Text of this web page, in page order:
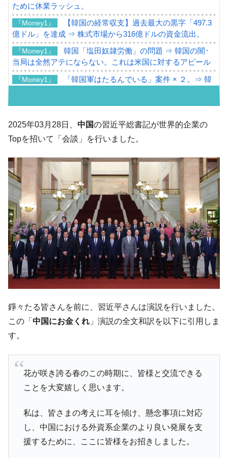
ために休業ラッシュ。
『Money1』
【韓国の経常収支】過去最大の黒字「497.3
億ドル」を達成 ⇒ 株式市場から316億ドルの資金流出。
『Money1』
韓国「塩田奴隷労働」の問題 ⇒ 韓国の闇･
当局は全然アテにならない。これは米国に対するアピール
『Money1』
「韓国軍はたるんでいる」案件 × ２。⇒ 韓
『Money1』
韓国メディアが「韓国政府と李在明が吊る
される可能性もあるのでは」とほのめかす。
『Money1』
韓国07月･物価指数「2.8％」に低下 ⇒ 実は
『Money1』
韓国･猛暑でソウル市全域「猛暑重大警報」
発令。李在明「猛暑・干ばつ対処状況点検会議」
『Money1』
【日本市場再挑戦中】韓国『現代自動車』
07月販売台数は去年のほぼ半分「71台」しか売れなかっ
た。『起亜』は9台だけ
『Money1』
韓国「信用赦免を何回やっても、何回やっ
ても」⇒ 257万人赦免したのに60万人がまた延滞者に転
落！
『Money1』
韓国K9専用砲弾･装薬自動供給装甲車両･珍
兵器「K10」が改良に乗り出す。
体だけで410億ドル、輸出全体の41％もある
『Money1』
韓国･李在明「青年層の雇用状況が悪い。せ
や、若者に起業させよう」⇒ どんな雇用対策だソレ。
『Money1』
【韓国の外貨準備】2026年07月は4,279億ド
ル。外平債の発行「19.4億ドル」
『Money1』
韓国「ここは北朝鮮なのか。選管がサーバ
ーにウソのデータを入力したのは明白だ」
『Money1』
韓国･李在明さっそく不動産対策で浅薄な発
言。
『Money1』
韓国は「中国と同じく」投資に不適格な国
2025年03月28日、 中国の習近平総書記が世界的企業の
Topを招いて「会談」を行いました。
錚々たる皆さんを前に、習近平さんは演説を行いました。
この「 中国にお金くれ 」演説の全文和訳を以下に引用しま
す。
花が咲き誇る春のこの時期に、皆様と交流できる
ことを大変嬉しく思います。
私は、皆さまの考えに耳を傾け、懸念事項に対応
し、中国における外資系企業のより良い発展を支
援するために、ここに皆様をお招きしました。